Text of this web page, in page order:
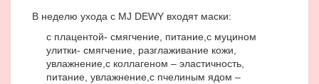
В неделю ухода с MJ DEWY входят маски:
с плацентой- смягчение, питание,с муцином
улитки- смягчение, разглаживание кожи,
увлажнение,с коллагеном – эластичность,
питание, увлажнение,с пчелиным ядом –